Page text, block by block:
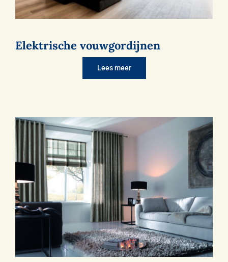
Elektrische vouwgordijnen
Lees meer